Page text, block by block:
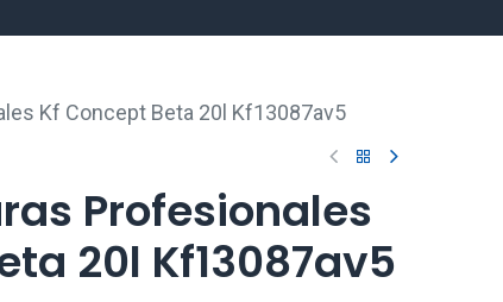
Kf Concept Beta 20l Kf13087av5
Profesionales
20l Kf13087av5